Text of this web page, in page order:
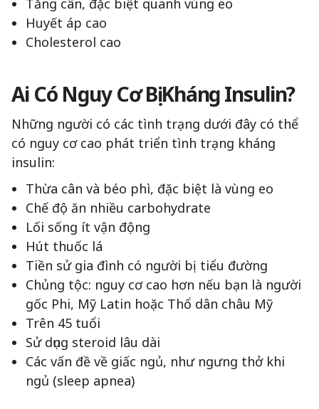
Tăng cân, đặc biệt quanh vùng eo
Huyết áp cao
Cholesterol cao
Ai Có Nguy Cơ Bị Kháng Insulin?
Những người có các tình trạng dưới đây có thể
có nguy cơ cao phát triển tình trạng kháng
insulin:
Thừa cân và béo phì, đặc biệt là vùng eo
Chế độ ăn nhiều carbohydrate
Lối sống ít vận động
Hút thuốc lá
Tiền sử gia đình có người bị tiểu đường
Chủng tộc: nguy cơ cao hơn nếu bạn là người
gốc Phi, Mỹ Latin hoặc Thổ dân châu Mỹ
Trên 45 tuổi
Sử dụng steroid lâu dài
Các vấn đề về giấc ngủ, như ngưng thở khi
ngủ (sleep apnea)